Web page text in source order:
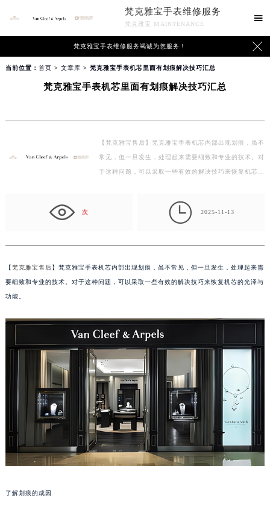
梵克雅宝手表维修服务
梵克雅宝 MAINTENANCE

梵克雅宝手表维修服务竭诚为您服务！ 
当前位置： 首页 > 文章库 > 梵克雅宝手表机芯里面有划痕解决技巧汇总
梵克雅宝手表机芯里面有划痕解决技巧汇总
【梵克雅宝售后】梵克雅宝手表机芯内部出现划痕，虽不
常见，但一旦发生，处理起来需要细致和专业的技术。对
于这种问题，可以采取一些有效的解决技巧来恢复机芯
次  2025-11-13
【梵克雅宝售后】梵克雅宝手表机芯内部出现划痕，虽不常见，但一旦发生，处理起来需
要细致和专业的技术。对于这种问题，可以采取一些有效的解决技巧来恢复机芯的光泽与
功能。
了解划痕的成因